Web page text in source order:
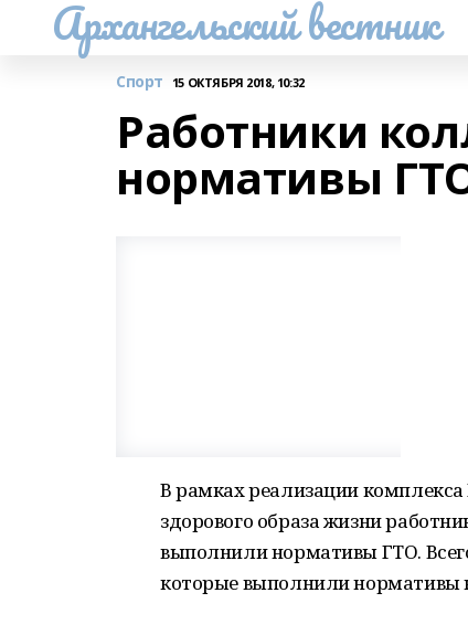
Архангельский вестник
Спорт 15 ОКТЯБРЯ 2018, 10:32
Работники
нормативы
В рамках реализации
здорового образа жизни
выполнили нормативы ГТО.
которые выполнили нормативы